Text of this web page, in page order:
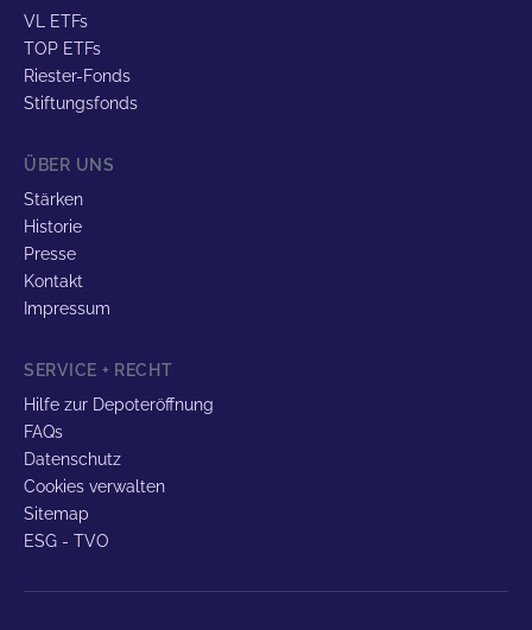
VL ETFs
TOP ETFs
Riester-Fonds
Stiftungsfonds
ÜBER UNS
Stärken
Historie
Presse
Kontakt
Impressum
SERVICE + RECHT
Hilfe zur Depoteröffnung
FAQs
Datenschutz
Cookies verwalten
Sitemap
ESG - TVO